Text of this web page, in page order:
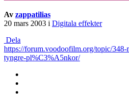
Av zappatilias
20 mars 2003 i Digitala effekter
Dela
https://forum.voodoofilm.org/topic/
tyngre-pl%C3%A5nkor/